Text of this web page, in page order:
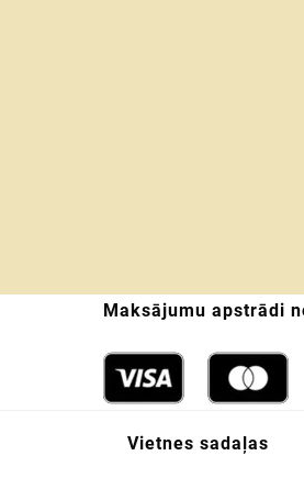
Maksājumu apstrādi
Vietnes sadaļas